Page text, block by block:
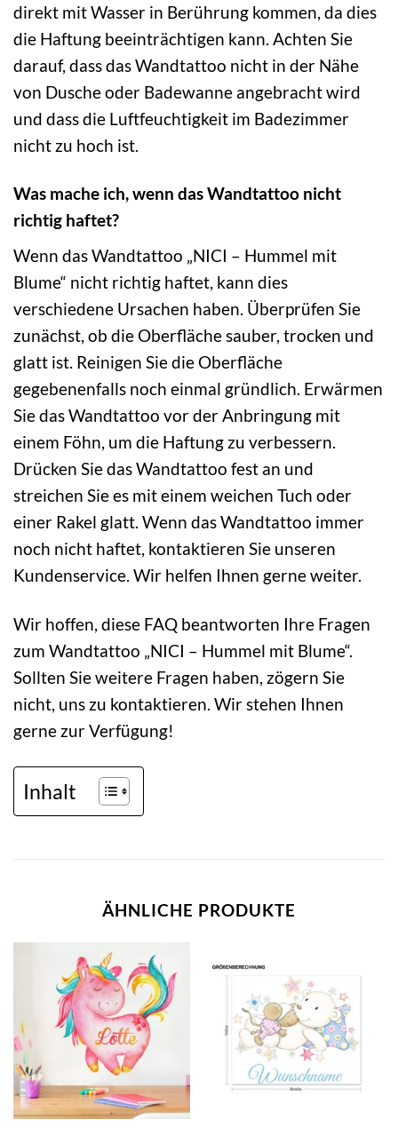
direkt mit Wasser in Berührung kommen, da dies
die Haftung beeinträchtigen kann. Achten Sie
darauf, dass das Wandtattoo nicht in der Nähe
von Dusche oder Badewanne angebracht wird
und dass die Luftfeuchtigkeit im Badezimmer
nicht zu hoch ist.
Was mache ich, wenn das Wandtattoo nicht
richtig haftet?
Wenn das Wandtattoo „NICI – Hummel mit
Blume“ nicht richtig haftet, kann dies
verschiedene Ursachen haben. Überprüfen Sie
zunächst, ob die Oberfläche sauber, trocken und
glatt ist. Reinigen Sie die Oberfläche
gegebenenfalls noch einmal gründlich. Erwärmen
Sie das Wandtattoo vor der Anbringung mit
einem Föhn, um die Haftung zu verbessern.
Drücken Sie das Wandtattoo fest an und
streichen Sie es mit einem weichen Tuch oder
einer Rakel glatt. Wenn das Wandtattoo immer
noch nicht haftet, kontaktieren Sie unseren
Kundenservice. Wir helfen Ihnen gerne weiter.
Wir hoffen, diese FAQ beantworten Ihre Fragen
zum Wandtattoo „NICI – Hummel mit Blume“.
Sollten Sie weitere Fragen haben, zögern Sie
nicht, uns zu kontaktieren. Wir stehen Ihnen
gerne zur Verfügung!
Inhalt
ÄHNLICHE PRODUKTE